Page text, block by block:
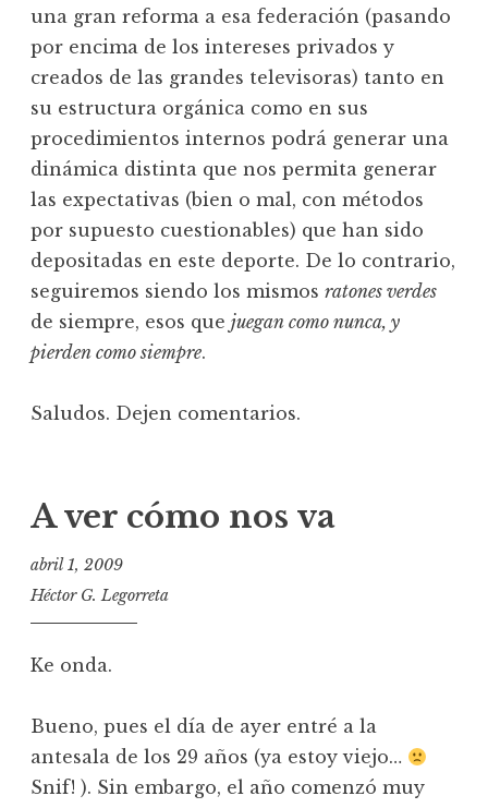
una gran reforma a esa federación (pasando
por encima de los intereses privados y
creados de las grandes televisoras) tanto en
su estructura orgánica como en sus
procedimientos internos podrá generar una
dinámica distinta que nos permita generar
las expectativas (bien o mal, con métodos
por supuesto cuestionables) que han sido
depositadas en este deporte. De lo contrario,
seguiremos siendo los mismos ratones verdes
de siempre, esos que juegan como nunca, y
pierden como siempre.
Saludos. Dejen comentarios.
A ver cómo nos va
abril 1, 2009
Héctor G. Legorreta
Ke onda.
Bueno, pues el día de ayer entré a la
antesala de los 29 años (ya estoy viejo…
Snif! ). Sin embargo, el año comenzó muy